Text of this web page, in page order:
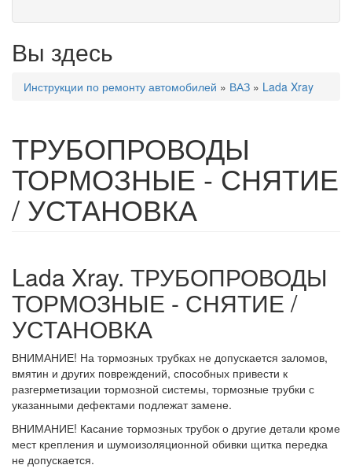
Вы здесь
Инструкции по ремонту автомобилей » ВАЗ » Lada Xray
ТРУБОПРОВОДЫ
ТОРМОЗНЫЕ - СНЯТИЕ
/ УСТАНОВКА
Lada Xray. ТРУБОПРОВОДЫ
ТОРМОЗНЫЕ - СНЯТИЕ /
УСТАНОВКА
ВНИМАНИЕ! На тормозных трубках не допускается заломов,
вмятин и других повреждений, способных привести к
разгерметизации тормозной системы, тормозные трубки с
указанными дефектами подлежат замене.
ВНИМАНИЕ! Касание тормозных трубок о другие детали кроме
мест крепления и шумоизоляционной обивки щитка передка
не допускается.